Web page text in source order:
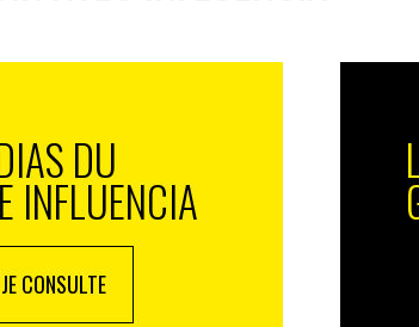
où un alignement
DU
INFLUENCIA
JE CONSULTE